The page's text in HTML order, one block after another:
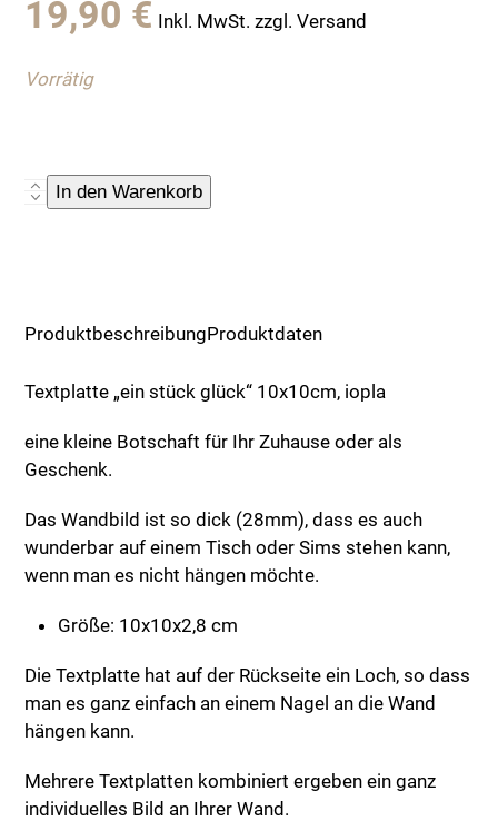
19,90 € Inkl. MwSt. zzgl. Versand
Vorrätig
Textplatte
iopla
In den Warenkorb
ProduktbeschreibungProduktdaten
Textplatte „ein stück glück“ 10x10cm, iopla
eine kleine Botschaft für Ihr Zuhause oder als
Geschenk.
Das Wandbild ist so dick (28mm), dass es auch
wunderbar auf einem Tisch oder Sims stehen kann,
wenn man es nicht hängen möchte.
Größe: 10x10x2,8 cm
Die Textplatte hat auf der Rückseite ein Loch, so dass
man es ganz einfach an einem Nagel an die Wand
hängen kann.
Mehrere Textplatten kombiniert ergeben ein ganz
individuelles Bild an Ihrer Wand.